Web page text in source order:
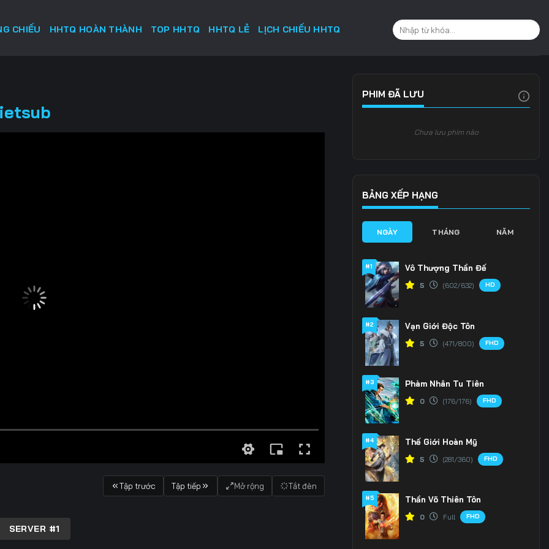
CHIẾU HHTQ HOÀN THÀNH TOP HHTQ HHTQ LẺ LỊCH CHIẾU HHTQ
Tập trước Tập tiếp Mở rộng Tắt đèn
SERVER #1
PHIM ĐÃ LƯU
Chưa lưu phim nào
BẢNG XẾP HẠNG
NGÀY THÁNG NĂM
#1 Vô Thượng Thần Đế
5 (602/632) HD
#2 Vạn Giới Độc Tôn
5 (471/800) FHD
#3 Phàm Nhân Tu Tiên
0 (176/176) FHD
#4 Thế Giới Hoàn Mỹ
5 (281/360) FHD
#5 Thần Võ Thiên Tôn
0 Full FHD